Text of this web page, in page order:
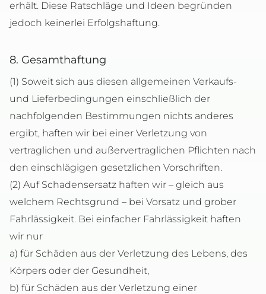
erhält. Diese Ratschläge und Ideen begründen
jedoch keinerlei Erfolgshaftung.
8. Gesamthaftung
(1) Soweit sich aus diesen allgemeinen Verkaufs-
und Lieferbedingungen einschließlich der
nachfolgenden Bestimmungen nichts anderes
ergibt, haften wir bei einer Verletzung von
vertraglichen und außervertraglichen Pflichten nach
den einschlägigen gesetzlichen Vorschriften.
(2) Auf Schadensersatz haften wir – gleich aus
welchem Rechtsgrund – bei Vorsatz und grober
Fahrlässigkeit. Bei einfacher Fahrlässigkeit haften
wir nur
a) für Schäden aus der Verletzung des Lebens, des
Körpers oder der Gesundheit,
b) für Schäden aus der Verletzung einer